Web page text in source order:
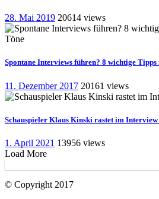
28. Mai 2019 20614 views
Spontane Interviews führen? 8 wichtige
11. Dezember 2017 20161 views
Schauspieler Klaus Kinski rastet im Interview
1. April 2021 13956 views
Load More
© Copyright 2017